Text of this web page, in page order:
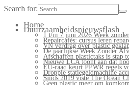
Search for:
Home
Duurzaamheidsnieuwsflash
1 t/m 7 juni 2026 Week
Repaircafés: cursus leren
VN verdrag over plastic
De jaarlijkse Week Zonder
Afschaffen plastictaks is stap
Nieuwe LCA toont aan dat
EU-raad keurt PPWR regels
Droppie statiegeldmachine
Sinds 2019 viste The Ocean
Geen plastic meer om